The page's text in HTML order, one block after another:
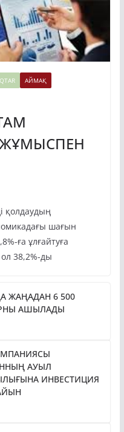
АЙМАҚ
қолдаудың
шағын
ға ұлғайтуға
ол 38,2%-ды
ЖАҢАДАН 6 500
АШЫЛАДЫ
АУЫЛ
ИНВЕСТИЦИЯ